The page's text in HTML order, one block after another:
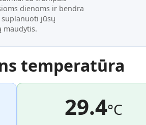
dienoms ir bendra
jūsų
maudytis.
temperatūra
29.4°C